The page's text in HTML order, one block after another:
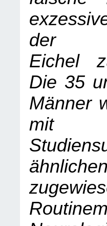
der
Eichel
Die 35
Männer
mit